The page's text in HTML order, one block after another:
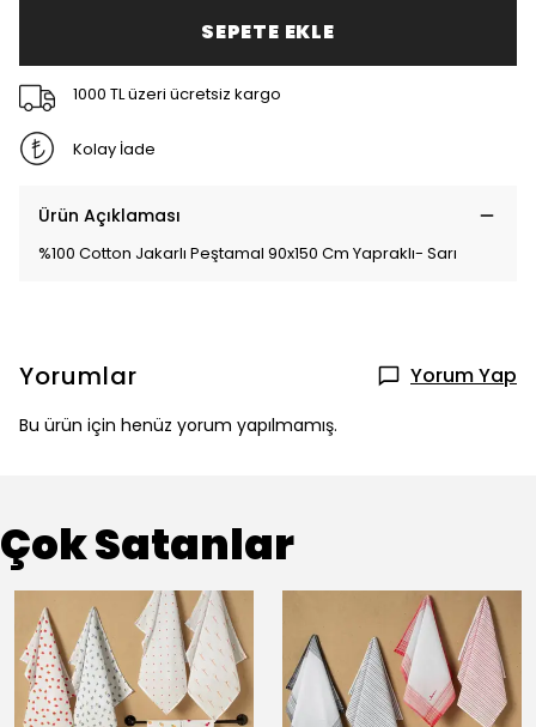
SEPETE EKLE
1000 TL üzeri ücretsiz kargo
Kolay İade
Ürün Açıklaması
%100 Cotton Jakarlı Peştamal 90x150 Cm Yapraklı- Sarı
Yorumlar Yorum Yap
Bu ürün için henüz yorum yapılmamış.
Çok Satanlar